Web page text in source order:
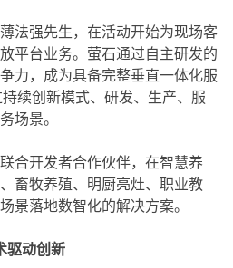
法强先生，在活动开始为现场客
平台业务。萤石通过自主研发的
力，成为具备完整垂直一体化服
续创新模式、研发、生产、服
场景。
合开发者合作伙伴，在智慧养
畜牧养殖、明厨亮灶、职业教
景落地数智化的解决方案。
驱动创新